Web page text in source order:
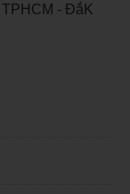
- ĐắK